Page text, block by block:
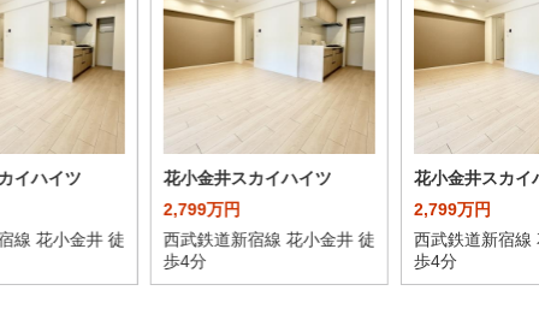
イハイツ
線 花小金井 徒
花小金井スカイハイツ
2,799万円
西武鉄道新宿線 花小金井 徒
歩4分
花小金井スカイ
2,799万円
西武鉄道新宿線
歩4分